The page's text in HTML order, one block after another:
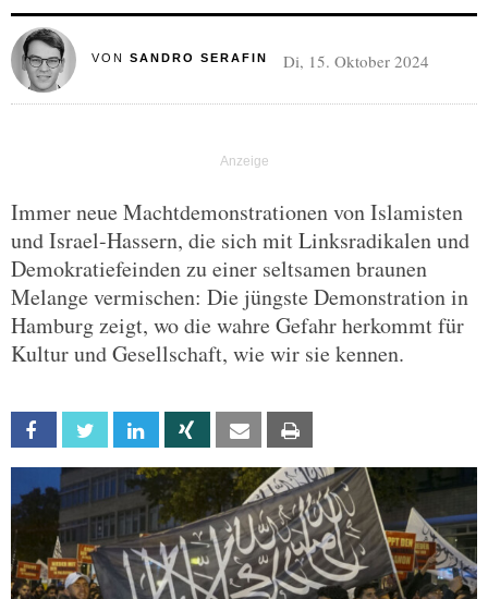
VON SANDRO SERAFIN Di, 15. Oktober 2024
Immer neue Machtdemonstrationen von Islamisten
und Israel-Hassern, die sich mit Linksradikalen und
Demokratiefeinden zu einer seltsamen braunen
Melange vermischen: Die jüngste Demonstration in
Hamburg zeigt, wo die wahre Gefahr herkommt für
Kultur und Gesellschaft, wie wir sie kennen.
Facebook Twitter Linkedin Xing Email